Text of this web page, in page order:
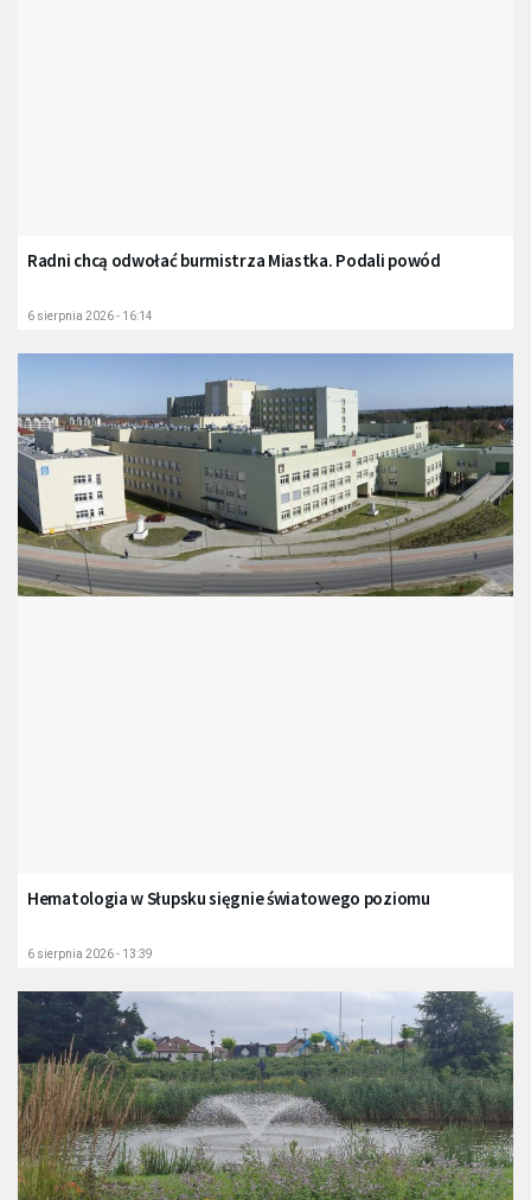
Radni chcą odwołać burmistrza Miastka. Podali powód
6 sierpnia 2026 - 16:14
Hematologia w Słupsku sięgnie światowego poziomu
6 sierpnia 2026 - 13:39